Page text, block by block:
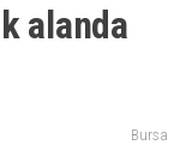
alanda
Bursa